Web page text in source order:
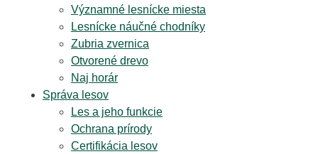
Významné lesnícke miesta
Lesnícke náučné chodníky
Zubria zvernica
Otvorené drevo
Naj horár
Správa lesov
Les a jeho funkcie
Ochrana prírody
Certifikácia lesov